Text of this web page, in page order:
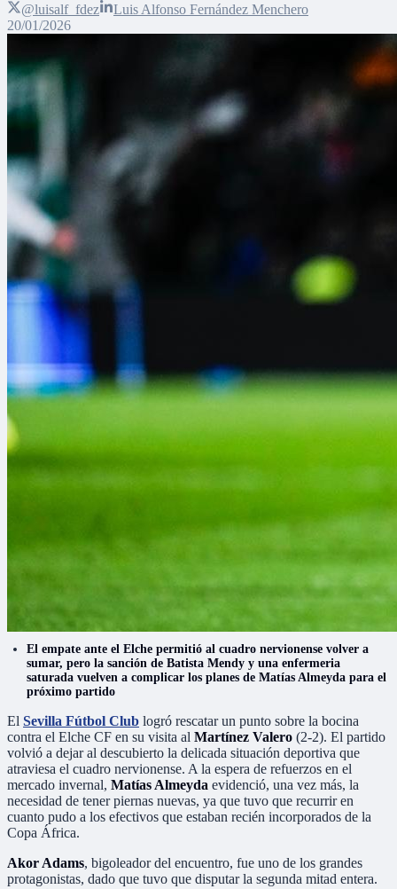
@luisalf_fdez
Luis Alfonso Fernández Menchero
20/01/2026
El empate ante el Elche permitió al cuadro nervionense volver a
sumar, pero la sanción de Batista Mendy y una enfermeria
saturada vuelven a complicar los planes de Matías Almeyda para el
próximo partido
El Sevilla Fútbol Club logró rescatar un punto sobre la bocina
contra el Elche CF en su visita al Martínez Valero (2-2). El partido
volvió a dejar al descubierto la delicada situación deportiva que
atraviesa el cuadro nervionense. A la espera de refuerzos en el
mercado invernal, Matías Almeyda evidenció, una vez más, la
necesidad de tener piernas nuevas, ya que tuvo que recurrir en
cuanto pudo a los efectivos que estaban recién incorporados de la
Copa África.
Akor Adams, bigoleador del encuentro, fue uno de los grandes
protagonistas, dado que tuvo que disputar la segunda mitad entera.